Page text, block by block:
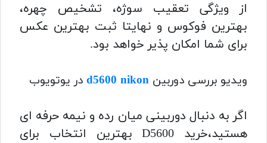
از ویژگی تعقیب سوژه، تشخیص چهره،
بهترین فوکوس و نهایتا ثبت بهترین عکس
برای شما امکان پذیر خواهد بود.
ویدیو بررسی دوربین d5600 nikon در یوتویوب
اگر به دنبال دوربینی میان رده و نیمه حرفه ای
هستید،خرید D5600 بهترین انتخاب برای